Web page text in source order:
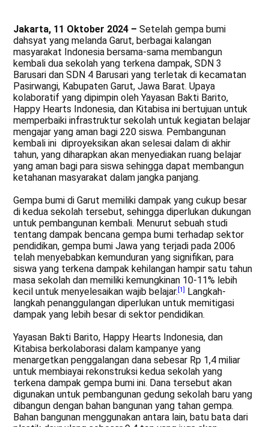
Jakarta, 11 Oktober 2024 –Setelah gempa bumi
dahsyat yang melanda Garut, berbagai kalangan
masyarakat Indonesia bersama-sama membangun
kembali dua sekolah yang terkena dampak, SDN 3
Barusari dan SDN 4 Barusari yang terletak di kecamatan
Pasirwangi, Kabupaten Garut, Jawa Barat. Upaya
kolaboratif yang dipimpin oleh Yayasan Bakti Barito,
Happy Hearts Indonesia, dan Kitabisa ini bertujuan untuk
memperbaiki infrastruktur sekolah untuk kegiatan belajar
mengajar yang aman bagi 220 siswa. Pembangunan
kembali ini diproyeksikan akan selesai dalam di akhir
tahun, yang diharapkan akan menyediakan ruang belajar
yang aman bagi para siswa sehingga dapat membangun
ketahanan masyarakat dalam jangka panjang.
Gempa bumi di Garut memiliki dampak yang cukup besar
di kedua sekolah tersebut, sehingga diperlukan dukungan
untuk pembangunan kembali. Menurut sebuah studi
tentang dampak bencana gempa bumi terhadap sektor
pendidikan, gempa bumi Jawa yang terjadi pada 2006
telah menyebabkan kemunduran yang signifikan, para
siswa yang terkena dampak kehilangan hampir satu tahun
masa sekolah dan memiliki kemungkinan 10-11% lebih
kecil untuk menyelesaikan wajib belajar. [1] Langkah-
langkah penanggulangan diperlukan untuk memitigasi
dampak yang lebih besar di sektor pendidikan.
Yayasan Bakti Barito, Happy Hearts Indonesia, dan
Kitabisa berkolaborasi dalam kampanye yang
menargetkan penggalangan dana sebesar Rp 1,4 miliar
untuk membiayai rekonstruksi kedua sekolah yang
terkena dampak gempa bumi ini. Dana tersebut akan
digunakan untuk pembangunan gedung sekolah baru yang
dibangun dengan bahan bangunan yang tahan gempa.
Bahan bangunan menggunakan antara lain, batu bata dari